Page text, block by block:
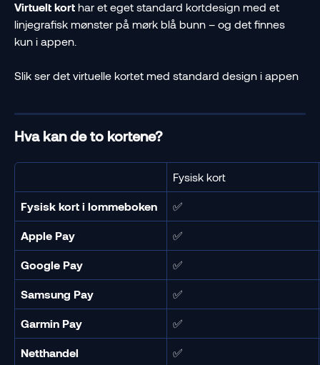
Virtuelt kort har et eget standard kortdesign med et
linjegrafisk mønster på mørk blå bunn – og det finnes
kun i appen.
​Slik ser det virtuelle kortet med standard design i appen
Hva kan de to kortene?
Fysisk kort
Fysisk kort i lommeboken ✅
Apple Pay ✅
Google Pay ✅
Samsung Pay ✅
Garmin Pay ✅
Netthandel ✅